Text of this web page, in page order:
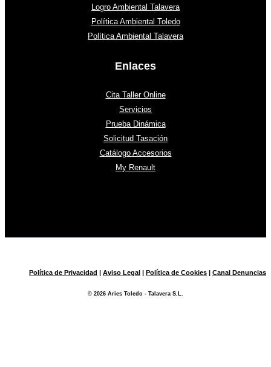
Logro Ambiental Talavera
Política Ambiental Toledo
Política Ambiental Talavera
Enlaces
Cita Taller Online
Servicios
Prueba Dinámica
Solicitud Tasación
Catálogo Accesorios
My Renault
Política de Privacidad | Aviso Legal | Política de Cookies | Canal Denuncias
© 2026 Aries Toledo - Talavera S.L.